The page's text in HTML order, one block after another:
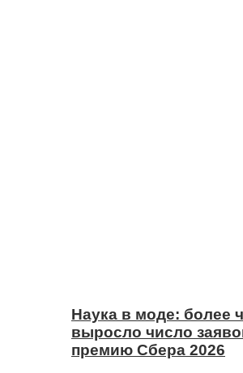
Наука в моде: более
выросло число
премию Сбера 2026